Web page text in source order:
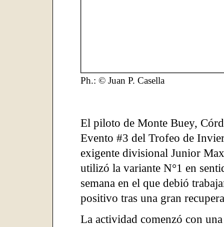
Ph.: © Juan P. Casella
El piloto de Monte Buey,
Evento #3 del Trofeo de
exigente divisional Junior
utilizó la variante N°1 en
semana en el que debió
positivo tras una gran
La actividad comenzó con